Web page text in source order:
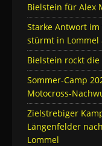
Bielstein für Alex
Starke Antwort
stürmt in Lommel
Bielstein rockt
Sommer-Camp
Motocross-
Zielstrebiger
Längenfelder
Lommel